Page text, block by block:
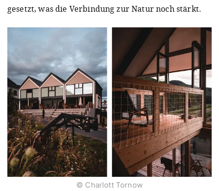
gesetzt, was die Verbindung zur Natur noch stärkt.
© Charlott Tornow